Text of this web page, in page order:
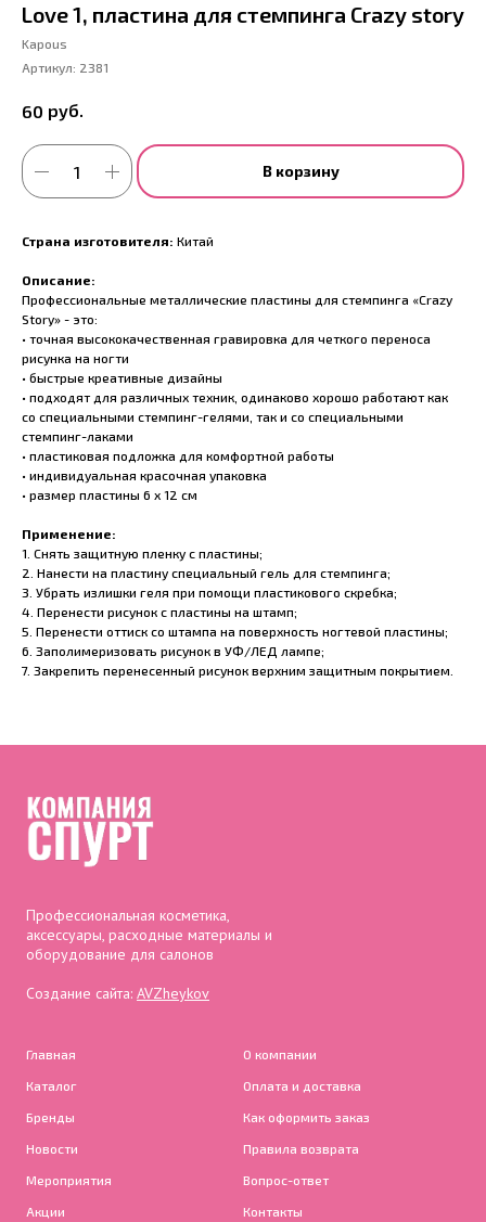
Love 1, пластина для стемпинга Crazy story
Kapous
Артикул: 2381
60 руб.
В корзину
Страна изготовителя: Китай
Описание:
Профессиональные металлические пластины для стемпинга «Crazy
Story» - это:
• точная высококачественная гравировка для четкого переноса
рисунка на ногти
• быстрые креативные дизайны
• подходят для различных техник, одинаково хорошо работают как
со специальными стемпинг-гелями, так и со специальными
стемпинг-лаками
• пластиковая подложка для комфортной работы
• индивидуальная красочная упаковка
• размер пластины 6 x 12 см
Применение:
1. Снять защитную пленку с пластины;
2. Нанести на пластину специальный гель для стемпинга;
3. Убрать излишки геля при помощи пластикового скребка;
4. Перенести рисунок с пластины на штамп;
5. Перенести оттиск со штампа на поверхность ногтевой пластины;
6. Заполимеризовать рисунок в УФ/ЛЕД лампе;
7. Закрепить перенесенный рисунок верхним защитным покрытием.
Профессиональная косметика,
аксессуары, расходные материалы и
оборудование для салонов
Создание сайта: AVZheykov
Главная
Каталог
Бренды
Новости
Мероприятия
Акции
О компании
Оплата и доставка
Как оформить заказ
Правила возврата
Вопрос-ответ
Контакты